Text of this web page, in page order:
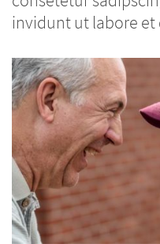
invidunt ut labore et